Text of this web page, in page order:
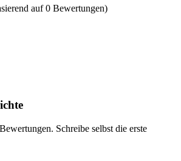
auf 0 Bewertungen)
Schreibe selbst die erste